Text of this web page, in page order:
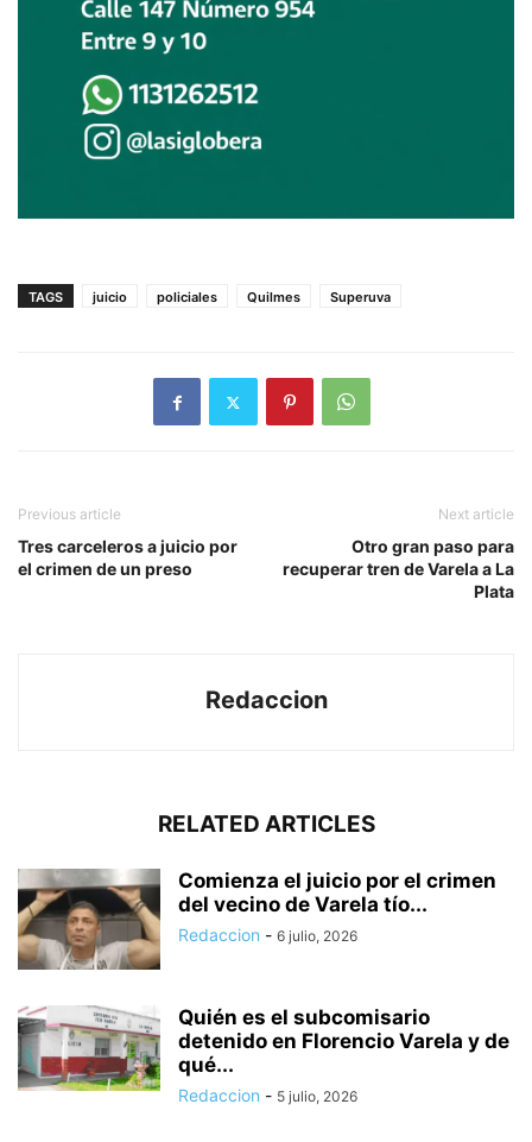
TAGS juicio policiales Quilmes Superuva
Previous article
Tres carceleros a juicio por
el crimen de un preso
Next article
Otro gran paso para
recuperar tren de Varela a La
Plata
Redaccion
RELATED ARTICLES
Comienza el juicio por el crimen
del vecino de Varela tío...
Redaccion - 6 julio, 2026
Quién es el subcomisario
detenido en Florencio Varela y de
qué...
Redaccion - 5 julio, 2026